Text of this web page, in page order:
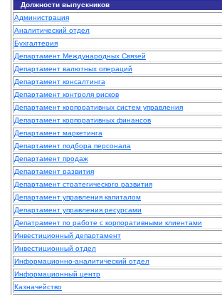
Должности выпускников
Администрация
Аналитический отдел
Бухгалтерия
Департамент Международных Связей
Департамент валютных операций
Департамент консалтинга
Департамент контроля рисков
Департамент корпоративных систем управления
Департамент корпоративных финансов
Департамент маркетинга
Департамент подбора персонала
Департамент продаж
Департамент развития
Департамент стратегического развития
Департамент управления капиталом
Департамент управления ресурсами
Депатрамент по работе с корпоративными клиентами
Инвестиционный департамент
Инвестиционный отдел
Информационно-аналитический отдел
Информационный центр
Казначейство